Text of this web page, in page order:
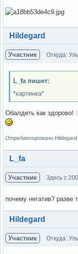
Вне форума
Hildegard
Участник Откуда:
L_fa пишет:
*картинка*
Обалдеть как здорово!
Отредактировано Hildegard
Вне форума
L_fa
Участник Здесь с
почему негатив? разве
Вне форума
Hildegard
Участник Откуда: